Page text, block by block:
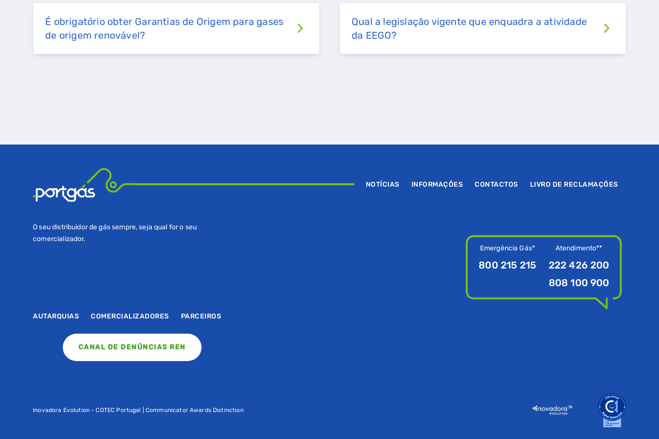
É obrigatório obter Garantias de Origem para gases
de origem renovável?
Qual a legislação vigente que enquadra a atividade
da EEGO?
O seu distribuidor de gás sempre, seja qual for o seu
comercializador.
NOTÍCIAS INFORMAÇÕES CONTACTOS LIVRO DE RECLAMAÇÕES
Emergência Gás*
800 215 215
Atendimento**
222 426 200
808 100 900
AUTARQUIAS COMERCIALIZADORES PARCEIROS
CANAL DE DENÚNCIAS REN
Inovadora Evolution - COTEC Portugal | Communicator Awards Distinction